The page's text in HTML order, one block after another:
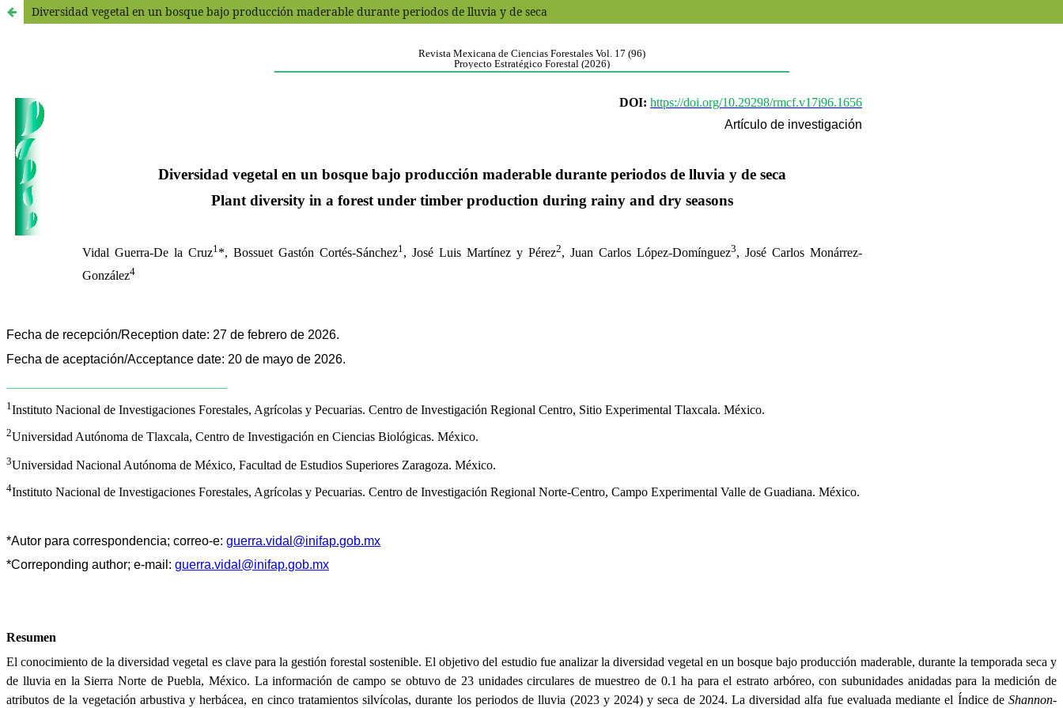
Diversidad vegetal en un bosque bajo producción maderable durante periodos de lluvia y de seca